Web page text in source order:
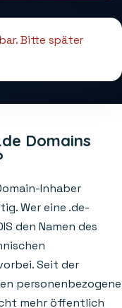
Bitte später
Domains
Inhaber
Wer eine .de-
den Namen des
Seit der
personenbezogene
mehr öffentlich